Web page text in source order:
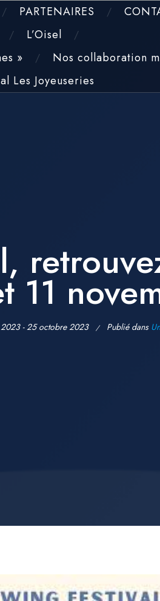
PARTENAIRES
L’Oisel
»
Nos collaboration
Les Joyeuseries
11
- 25 octobre 2023 Publié dans